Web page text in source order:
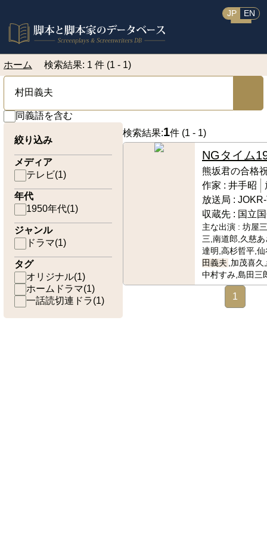
JP EN
ホーム 検索結果: 1 件 (1 - 1)
同義語を含む
絞り込み
メディア
テレビ(1)
年代
1950年代(1)
ジャンル
ドラマ(1)
タグ
オリジナル(1)
ホームドラマ(1)
一話読切連ドラ(1)
検索結果:1件 (1 - 1)
NGタイム
熊坂君の合格
作家 : 井手昭
放送局 :
収蔵先 : 国立
主な出演 : 坊屋
三,南道郎,久慈
達明,高杉哲平,
田義夫 ,加茂喜
中村すみ,島田三
1